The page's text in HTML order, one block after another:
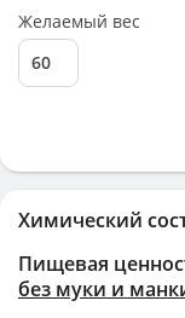
Химический
Пищевая
без муки и
Желаемый вес